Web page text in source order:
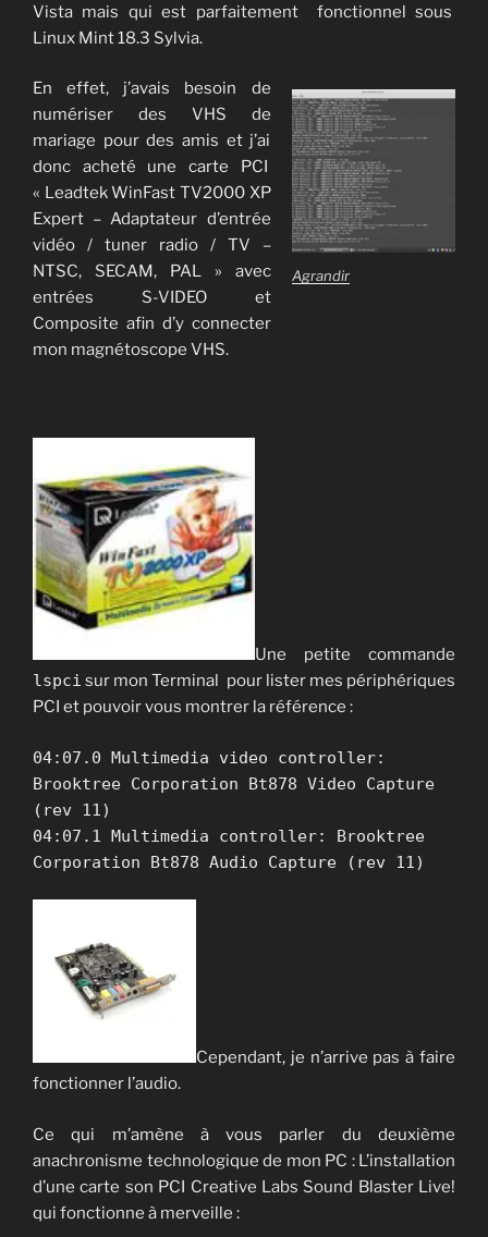
Vista mais qui est parfaitement fonctionnel sous
Linux Mint 18.3 Sylvia.
Agrandir
En effet, j’avais besoin de
numériser des VHS de
mariage pour des amis et j’ai
donc acheté une carte PCI
« Leadtek WinFast TV2000 XP
Expert – Adaptateur d’entrée
vidéo / tuner radio / TV –
NTSC, SECAM, PAL » avec
entrées S-VIDEO et
Composite afin d’y connecter
mon magnétoscope VHS.
Une petite commande
lspci sur mon Terminal pour lister mes périphériques
PCI et pouvoir vous montrer la référence :
04:07.0 Multimedia video controller:
Brooktree Corporation Bt878 Video Capture
(rev 11)
04:07.1 Multimedia controller: Brooktree
Corporation Bt878 Audio Capture (rev 11)
Cependant, je n’arrive pas à faire
fonctionner l’audio.
Ce qui m’amène à vous parler du deuxième
anachronisme technologique de mon PC : L’installation
d’une carte son PCI Creative Labs Sound Blaster Live!
qui fonctionne à merveille :